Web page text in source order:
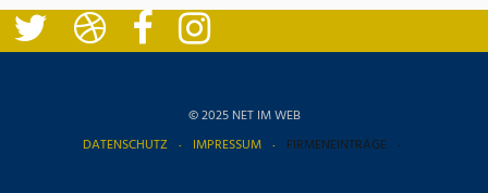
© 2025 NET IM WEB
DATENSCHUTZ
IMPRESSUM FIRMENEINTRÄGE